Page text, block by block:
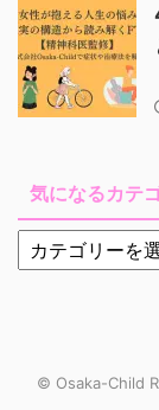
気になるカテ
© Osaka-Child